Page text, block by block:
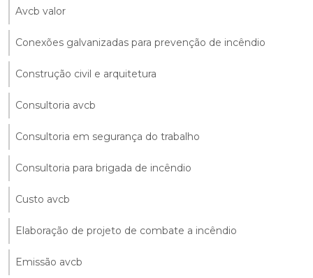
Avcb valor
Conexões galvanizadas para prevenção de incêndio
Construção civil e arquitetura
Consultoria avcb
Consultoria em segurança do trabalho
Consultoria para brigada de incêndio
Custo avcb
Elaboração de projeto de combate a incêndio
Emissão avcb